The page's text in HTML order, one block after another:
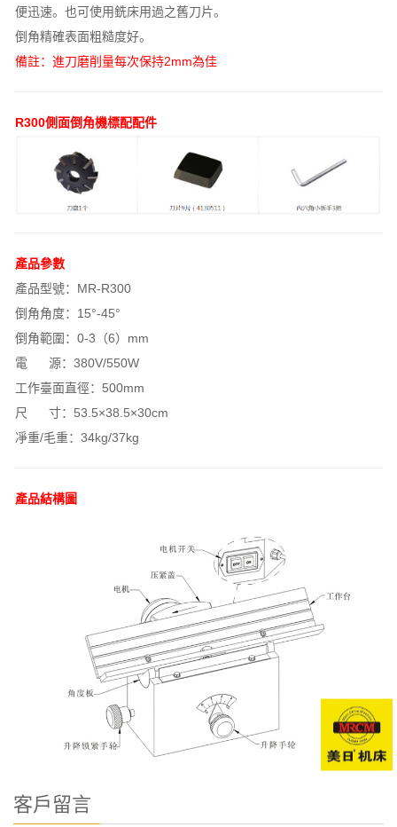
便迅速。也可使用銑床用過之舊刀片。
倒角精確表面粗糙度好。
備註：進刀磨削量每次保持2mm為佳
R300側面倒角機標配配件
產品參數
產品型號：MR-R300
倒角角度：15°-45°
倒角範圍：0-3（6）mm
電 源：380V/550W
工作臺面直徑：500mm
尺 寸：53.5×38.5×30cm
凈重/毛重：34kg/37kg
產品結構圖
客戶留言